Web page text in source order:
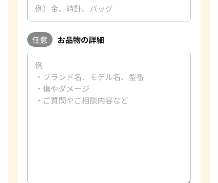
任意 お品物の詳細